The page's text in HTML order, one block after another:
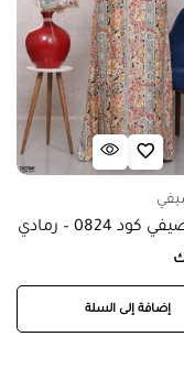
0824 – رمادي
إضافة إلى السلة